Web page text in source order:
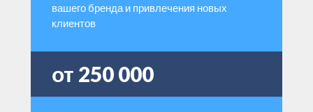
вашего бренда и привлечения новых
клиентов
от 250 000